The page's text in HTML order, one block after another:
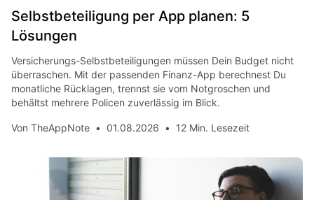
Selbstbeteiligung per App planen: 5
Lösungen
Versicherungs-Selbstbeteiligungen müssen Dein Budget nicht
überraschen. Mit der passenden Finanz-App berechnest Du
monatliche Rücklagen, trennst sie vom Notgroschen und
behältst mehrere Policen zuverlässig im Blick.
Von TheAppNote • 01.08.2026 • 12 Min. Lesezeit